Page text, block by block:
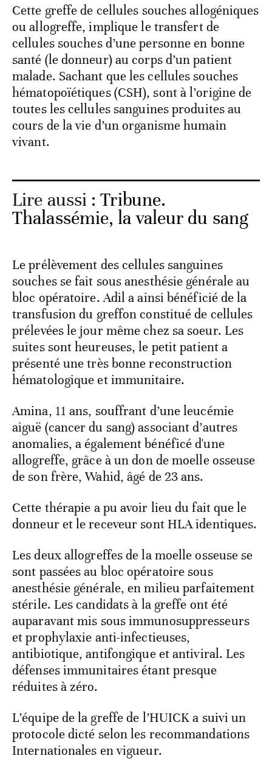
Cette greffe de cellules souches allogéniques
ou allogreffe, implique le transfert de
cellules souches d’une personne en bonne
santé (le donneur) au corps d’un patient
malade. Sachant que les cellules souches
hématopoïétiques (CSH), sont à l’origine de
toutes les cellules sanguines produites au
cours de la vie d’un organisme humain
vivant.
Lire aussi :Tribune.
Thalassémie, la valeur du sang
Le prélèvement des cellules sanguines
souches se fait sous anesthésie générale au
bloc opératoire. Adil a ainsi bénéficié de la
transfusion du greffon constitué de cellules
prélevées le jour même chez sa soeur. Les
suites sont heureuses, le petit patient a
présenté une très bonne reconstruction
hématologique et immunitaire.
Amina, 11 ans, souffrant d’une leucémie
aiguë (cancer du sang) associant d’autres
anomalies, a également bénéficé d'une
allogreffe, grâce à un don de moelle osseuse
de son frère, Wahid, âgé de 23 ans.
Cette thérapie a pu avoir lieu du fait que le
donneur et le receveur sont HLA identiques.
Les deux allogreffes de la moelle osseuse se
sont passées au bloc opératoire sous
anesthésie générale, en milieu parfaitement
stérile. Les candidats à la greffe ont été
auparavant mis sous immunosuppresseurs
et prophylaxie anti-infectieuses,
antibiotique, antifongique et antiviral. Les
défenses immunitaires étant presque
réduites à zéro.
L’équipe de la greffe de l’HUICK a suivi un
protocole dicté selon les recommandations
Internationales en vigueur.